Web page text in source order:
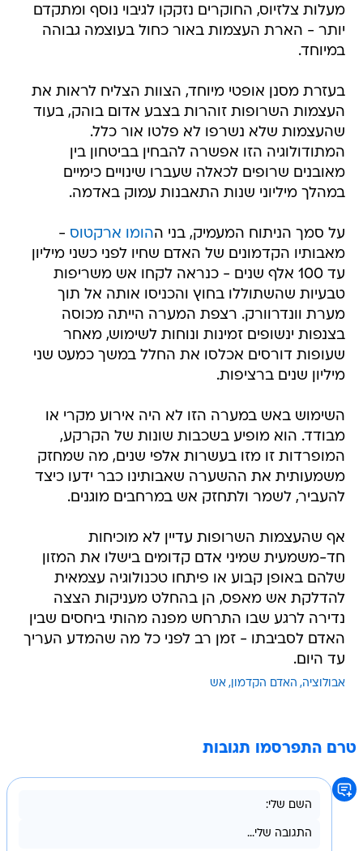
מעלות צלזיוס, החוקרים נזקקו לגיבוי נוסף ומתקדם
יותר - הארת העצמות באור כחול בעוצמה גבוהה
במיוחד.
בעזרת מסנן אופטי מיוחד, הצוות הצליח לראות את
העצמות השרופות זוהרות בצבע אדום בוהק, בעוד
שהעצמות שלא נשרפו לא פלטו אור כלל.
המתודולוגיה הזו אפשרה להבחין בביטחון בין
מאובנים שרופים לכאלה שעברו שינויים כימיים
במהלך מיליוני שנות התאבנות עמוק באדמה.
על סמך הניתוח המעמיק, בני ההומו ארקטוס -
מאבותיו הקדמונים של האדם שחיו לפני כשני מיליון
עד 100 אלף שנים - כנראה לקחו אש משריפות
טבעיות שהשתוללו בחוץ והכניסו אותה אל תוך
מערת וונדרוורק. רצפת המערה הייתה מכוסה
בצנפות ינשופים זמינות ונוחות לשימוש, מאחר
שעופות דורסים אכלסו את החלל במשך כמעט שני
מיליון שנים ברציפות.
השימוש באש במערה הזו לא היה אירוע מקרי או
מבודד. הוא מופיע בשכבות שונות של הקרקע,
המופרדות זו מזו בעשרות אלפי שנים, מה שמחזק
משמעותית את ההשערה שאבותינו כבר ידעו כיצד
להעביר, לשמר ולתחזק אש במרחבים מוגנים.
אף שהעצמות השרופות עדיין לא מוכיחות
חד-משמעית שמיני אדם קדומים בישלו את המזון
שלהם באופן קבוע או פיתחו טכנולוגיה עצמאית
להדלקת אש מאפס, הן בהחלט מעניקות הצצה
נדירה לרגע שבו התרחש מפנה מהותי ביחסים שבין
האדם לסביבתו - זמן רב לפני כל מה שהמדע העריך
עד היום.
אבולוציה האדם הקדמון אש
טרם התפרסמו תגובות